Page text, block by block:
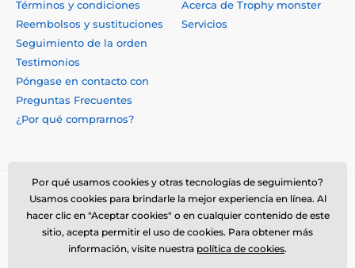
Términos y condiciones
Reembolsos y sustituciones
Seguimiento de la orden
Testimonios
Póngase en contacto con
Preguntas Frecuentes
¿Por qué comprarnos?
Acerca de Trophy monster
Servicios
Por qué usamos cookies y otras tecnologías de seguimiento?
Usamos cookies para brindarle la mejor experiencia en línea. Al
hacer clic en "Aceptar cookies" o en cualquier contenido de este
sitio, acepta permitir el uso de cookies. Para obtener más
información, visite nuestra política de cookies.